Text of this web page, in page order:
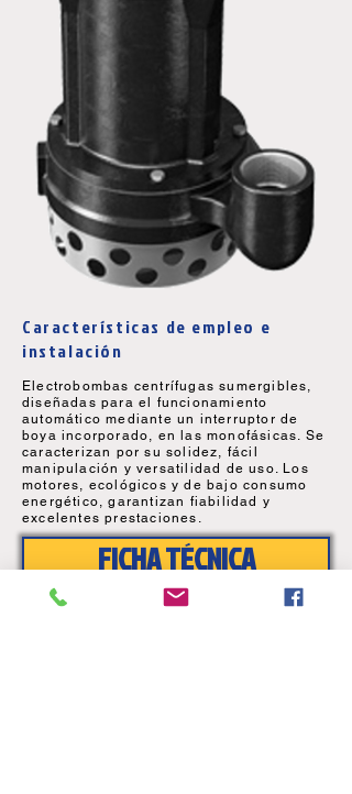
Características de empleo e
instalación
Electrobombas centrífugas sumergibles,
diseñadas para el funcionamiento
automático mediante un interruptor de
boya incorporado, en las monofásicas. Se
caracterizan por su solidez, fácil
manipulación y versatilidad de uso. Los
motores, ecológicos y de bajo consumo
energético, garantizan fiabilidad y
excelentes prestaciones.
FICHA TÉCNICA
DESPIECES